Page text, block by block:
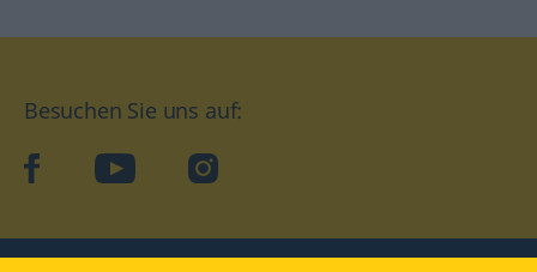
Besuchen Sie uns auf:
facebookYouTube Instagram